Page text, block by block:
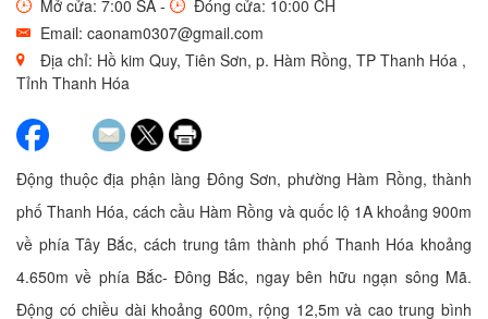
Mở cửa: 7:00 SA -
Đóng cửa: 10:00 CH
Email: caonam0307@gmail.com
Địa chỉ: Hồ kim Quy, Tiên Sơn, p. Hàm Rồng, TP Thanh Hóa ,
Tỉnh Thanh Hóa
Động thuộc địa phận làng Đông Sơn, phường Hàm Rồng, thành
phố Thanh Hóa, cách cầu Hàm Rồng và quốc lộ 1A khoảng 900m
về phía Tây Bắc, cách trung tâm thành phố Thanh Hóa khoảng
4.650m về phía Bắc- Đông Bắc, ngay bên hữu ngạn sông Mã.
Động có chiều dài khoảng 600m, rộng 12,5m và cao trung bình